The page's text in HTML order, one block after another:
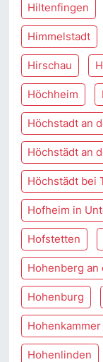
Hiltenfingen
Himmelstadt
Hirschau
Höchheim
Höchstadt an
Höchstädt an
Höchstädt bei
Hofheim in
Hofstetten
Hohenberg an
Hohenburg
Hohenkammer
Hohenlinden